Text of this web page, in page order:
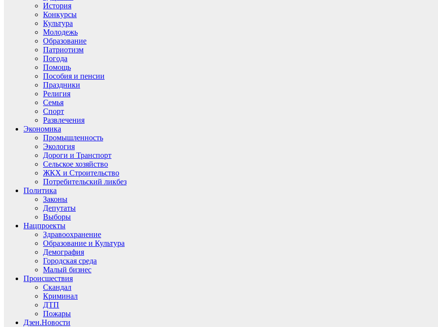
История
Конкурсы
Культура
Молодежь
Образование
Патриотизм
Погода
Помощь
Пособия и пенсии
Праздники
Религия
Семья
Спорт
Развлечения
Экономика
Промышленность
Экология
Дороги и Транспорт
Сельское хозяйство
ЖКХ и Строительство
Потребительский ликбез
Политика
Законы
Депутаты
Выборы
Нацпроекты
Здравоохранение
Образование и Культура
Демография
Городская среда
Малый бизнес
Происшествия
Скандал
Криминал
ДТП
Пожары
Дзен.Новости